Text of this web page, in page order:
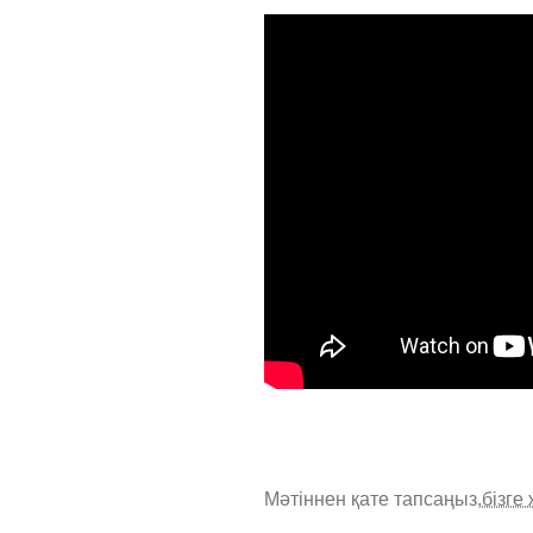
Мәтіннен қате тапсаңыз,